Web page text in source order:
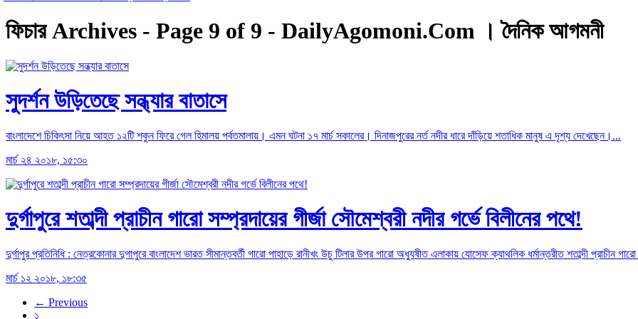
ফিচার Archives - Page 9 of 9 - DailyAgomoni.Com । দৈনিক আগমনী
সুদর্শন উড়িতেছে সন্ধ্যার বাতাসে
বাংলাদেশে চিকিৎসা নিয়ে আহত ১২টি শকুন ফিরে গেল হিমালয় পর্বতমালায়। এমন ঘটনা ১৭ মার্চ সকালের। দিনাজপুরের নর্ত নদীর ধারে দাঁড়িয়ে শতাধিক মানুষ এ দৃশ্য দেখেছেন।...
মার্চ ২৪ ২০১৮, ১৫:৩০
দুর্গাপুরে শতাব্দী প্রাচীন গারো সম্প্রদায়ের গীর্জা সৌমেশ্বরী নদীর গর্ভে বিলীনের পথে!
দুর্গাপুর প্রতিনিধি : নেত্রকোনার দুগাপুরে বাংলাদেশ ভারত সীমান্তবর্তী গারো পাহাড়ে রানীখং উচু টিলার উপর গারো অধ্যুষীত এলাকায় যোসেফ ক্যাথলিক ধর্মান্তরীত শতাব্দী প্রাচীন
মার্চ ১২ ২০১৮, ১৮:৩৫
← Previous
১